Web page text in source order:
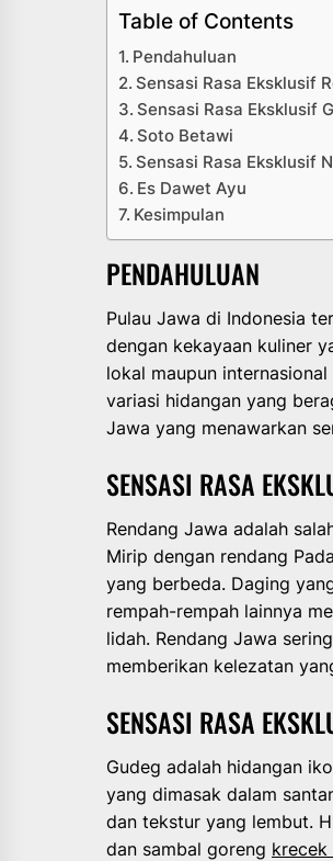
Table of Contents
Pendahuluan
Sensasi Rasa Eksklusif
Sensasi Rasa Eksklusif
Soto Betawi
Sensasi Rasa Eksklusif
Es Dawet Ayu
Kesimpulan
PENDAHULUAN
Pulau Jawa di Indonesia
dengan kekayaan kuliner
lokal maupun
variasi hidangan yang
Jawa yang menawarkan
SENSASI RASA
Rendang Jawa adalah
Mirip dengan rendang
yang berbeda. Daging
rempah-rempah lainnya
lidah. Rendang Jawa
memberikan kelezatan
SENSASI RASA
Gudeg adalah hidangan
yang dimasak dalam
dan tekstur yang lembut.
dan sambal goreng krecek